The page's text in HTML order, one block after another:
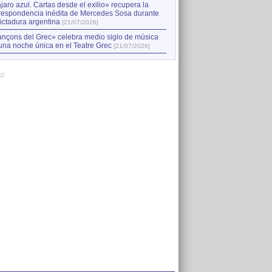
azul. Cartas desde el exilio» recupera la
inédita de Mercedes Sosa durante
argentina [21/07/2026]
del Grec» celebra medio siglo de música
noche única en el Teatre Grec [21/07/2026]